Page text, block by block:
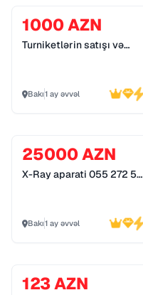
1000 AZN
Turniketlərin satışı və
Bakı1 ay əvvəl
25000 AZN
X-Ray aparati 055 272 55
Bakı1 ay əvvəl
123 AZN